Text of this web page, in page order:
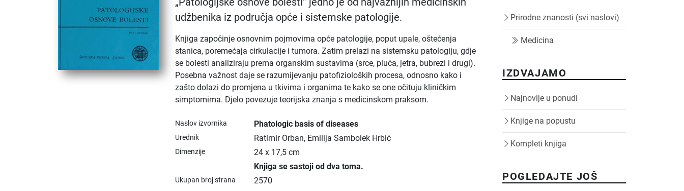
udžbenika iz područja opće i sistemske patologije.
Knjiga započinje osnovnim pojmovima opće patologije, poput upale, oštećenja
stanica, poremećaja cirkulacije i tumora. Zatim prelazi na sistemsku patologiju, gdje
se bolesti analiziraju prema organskim sustavima (srce, pluća, jetra, bubrezi i drugi).
Posebna važnost daje se razumijevanju patofizioloških procesa, odnosno kako i
zašto dolazi do promjena u tkivima i organima te kako se one očituju kliničkim
simptomima. Djelo povezuje teorijska znanja s medicinskom praksom.
Naslov izvornika Phatologic basis of diseases
Urednik Ratimir Orban, Emilija Sambolek Hrbić
Dimenzije
24 x 17,5 cm
Knjiga se sastoji od dva toma.
Ukupan broj strana 2570
Prirodne znanosti (svi naslovi)
Medicina
IZDVAJAMO
Najnovije u ponudi
Knjige na popustu
Kompleti knjiga
POGLEDAJTE JOŠ